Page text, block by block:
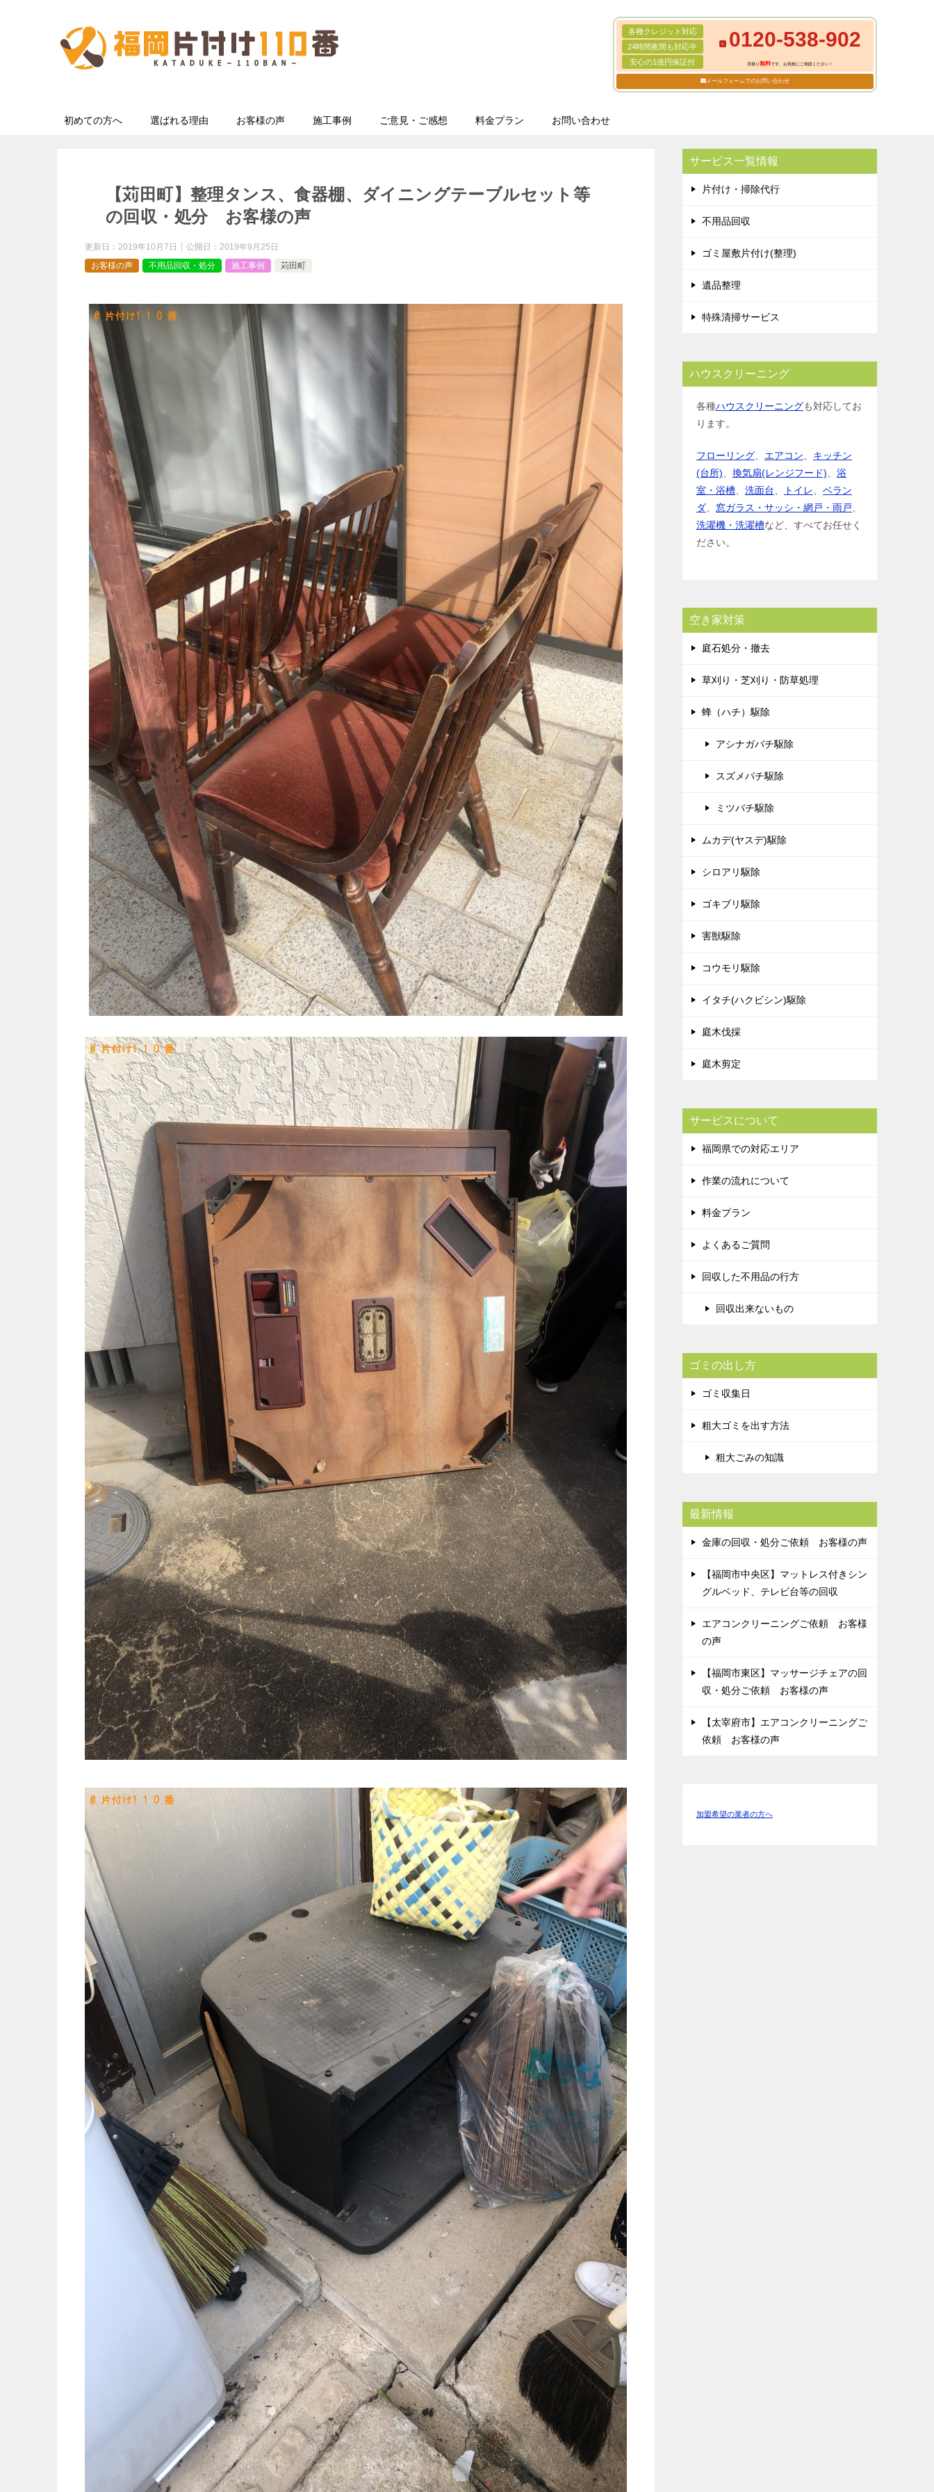
各種クレジット対応
24時間夜間も対応中
安心の1億円保証付
0120-538-902
見積り無料です。お気軽にご相談ください！
メールフォームでのお問い合わせ
初めての方へ 選ばれる理由 お客様の声 施工事例 ご意見・ご感想 料金プラン お問い合わせ
【苅田町】整理タンス、食器棚、ダイニングテーブルセット等
の回収・処分 お客様の声
更新日： 2019年10月7日 公開日： 2019年9月25日
お客様の声
不用品回収・処分 施工事例 苅田町
サービス一覧情報
片付け・掃除代行
不用品回収
ゴミ屋敷片付け(整理)
遺品整理
特殊清掃サービス
ハウスクリーニング
各種ハウスクリーニングも対応してお
ります。
フローリング エアコン
キッチン
(台所)
換気扇(レンジフード)
浴
室・浴槽
洗面台 トイレ
ベラン
ダ
窓ガラス・サッシ・網戸・雨戸
洗濯機・洗濯槽など、すべてお任せく
ださい。
空き家対策
庭石処分・撤去
草刈り・芝刈り・防草処理
蜂（ハチ）駆除
アシナガバチ駆除
スズメバチ駆除
ミツバチ駆除
ムカデ(ヤスデ)駆除
シロアリ駆除
ゴキブリ駆除
害獣駆除
コウモリ駆除
イタチ(ハクビシン)駆除
庭木伐採
庭木剪定
サービスについて
福岡県での対応エリア
作業の流れについて
料金プラン
よくあるご質問
回収した不用品の行方
回収出来ないもの
ゴミの出し方
ゴミ収集日
粗大ゴミを出す方法
粗大ごみの知識
最新情報
金庫の回収・処分ご依頼 お客様の声
【福岡市中央区】マットレス付きシン
グルベッド、テレビ台等の回収
エアコンクリーニングご依頼 お客様
の声
【福岡市東区】マッサージチェアの回
収・処分ご依頼 お客様の声
【太宰府市】エアコンクリーニングご
依頼 お客様の声
加盟希望の業者の方へ